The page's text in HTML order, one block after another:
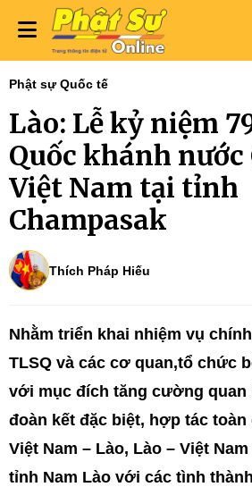
Phật sự Quốc tế
Lào: Lễ kỷ niệm
Quốc khánh nước
Việt Nam tại tỉnh
Champasak
Thích Pháp Hiếu
Nhằm triển khai nhiệm vụ
TLSQ và các cơ quan,tổ chức
với mục đích tăng cường quan
đoàn kết đặc biệt, hợp tác
Việt Nam – Lào, Lào – Việt
tỉnh Nam Lào với các tình